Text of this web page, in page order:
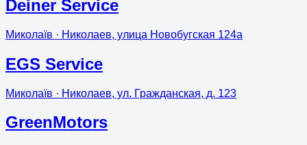
Deiner Service
Миколаїв · Николаев, улица Новобугская 124а
EGS Service
Миколаїв · Николаев, ул. Гражданская, д. 123
GreenMotors